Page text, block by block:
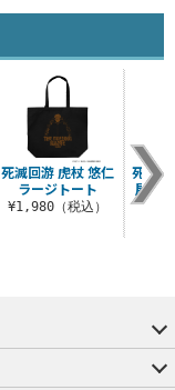
死滅回游 虎杖 悠仁
ラージトート
¥1,980（税込）
死滅回
屋外